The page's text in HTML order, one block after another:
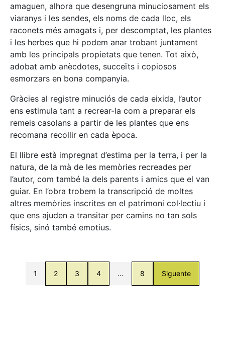
amaguen, alhora que desengruna minuciosament els
viaranys i les sendes, els noms de cada lloc, els
raconets més amagats i, per descomptat, les plantes
i les herbes que hi podem anar trobant juntament
amb les principals propietats que tenen. Tot això,
adobat amb anècdotes, succeïts i copiosos
esmorzars en bona companyia.
Gràcies al registre minuciós de cada eixida, l’autor
ens estimula tant a recrear-la com a preparar els
remeis casolans a partir de les plantes que ens
recomana recollir en cada època.
El llibre està impregnat d’estima per la terra, i per la
natura, de la mà de les memòries recreades per
l’autor, com també la dels parents i amics que el van
guiar. En l’obra trobem la transcripció de moltes
altres memòries inscrites en el patrimoni col·lectiu i
que ens ajuden a transitar per camins no tan sols
físics, sinó també emotius.
1 2 3 4 … 8 Siguente